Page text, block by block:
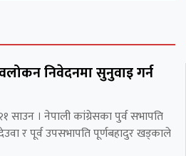
निवेदनमा सुनुवाइ गर्न
साउन । नेपाली कांग्रेसका पुर्व सभापति
र पूर्व उपसभापति पूर्णबहादुर खड्काले